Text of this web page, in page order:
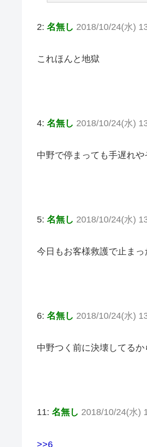
2: 名無し 2018/10/24(水)
これほんと地獄
4: 名無し 2018/10/24(水)
中野で停まっても手遅れや
5: 名無し 2018/10/24(水)
今日もお客様救護で止まっ
6: 名無し 2018/10/24(水)
中野つく前に決壊してる
11: 名無し 2018/10/24(水)
>>6